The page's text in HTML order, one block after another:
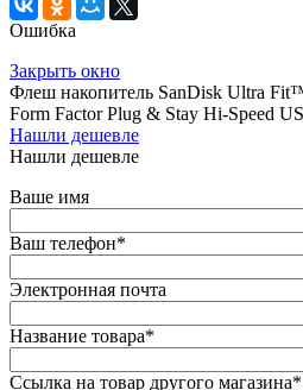
Ошибка
Закрыть окно
Флеш накопитель SanDisk Ultra
Form Factor Plug & Stay Hi-Speed
Нашли дешевле
Нашли дешевле
Ваше имя
Ваш телефон*
Электронная почта
Название товара*
Ссылка на товар другого магазина*